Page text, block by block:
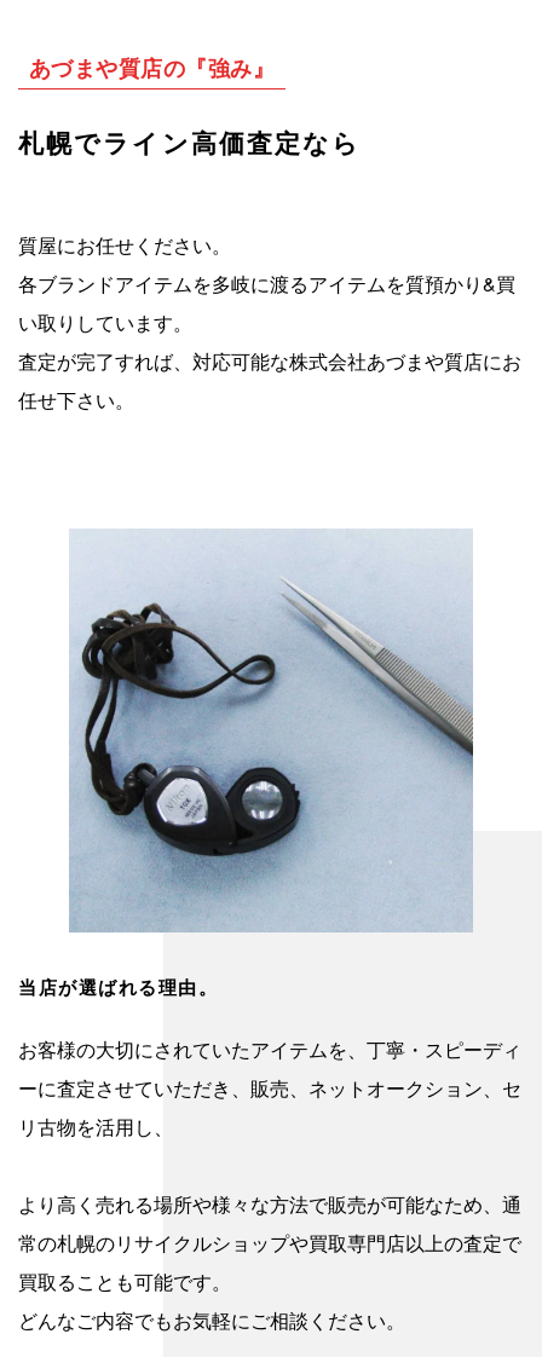
あづまや質店の『強み』
札幌でライン高価査定なら
質屋にお任せください。
各ブランドアイテムを多岐に渡るアイテムを質預かり&買
い取りしています。
査定が完了すれば、対応可能な株式会社あづまや質店にお
任せ下さい。
当店が選ばれる理由。
お客様の大切にされていたアイテムを、丁寧・スピーディ
ーに査定させていただき、販売、ネットオークション、セ
リ古物を活用し、
より高く売れる場所や様々な方法で販売が可能なため、通
常の札幌のリサイクルショップや買取専門店以上の査定で
買取ることも可能です。
どんなご内容でもお気軽にご相談ください。